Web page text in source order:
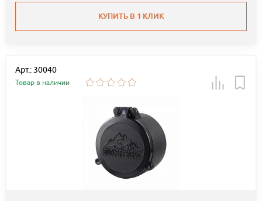
КУПИТЬ В 1 КЛИК
Арт.: 30040
Товар в наличии